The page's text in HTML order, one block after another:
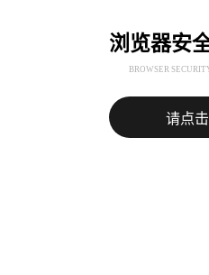
浏览器安
BROWSER
请点